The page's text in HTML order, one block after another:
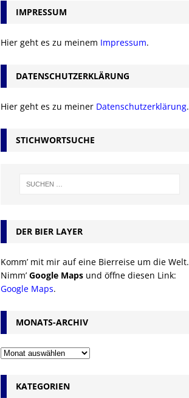
IMPRESSUM
Hier geht es zu meinem Impressum.
DATENSCHUTZERKLÄRUNG
Hier geht es zu meiner Datenschutzerklärung.
STICHWORTSUCHE
DER BIER LAYER
Komm’ mit mir auf eine Bierreise um die Welt.
Nimm’ Google Maps und öffne diesen Link:
Google Maps.
MONATS-ARCHIV
KATEGORIEN